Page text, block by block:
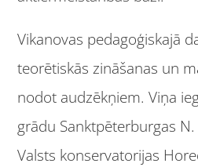
Vikanovas pedagoģiskajā
teorētiskās zināšanas un
nodot audzēkņiem. Viņa
grādu Sanktpēterburgas
Valsts konservatorijas